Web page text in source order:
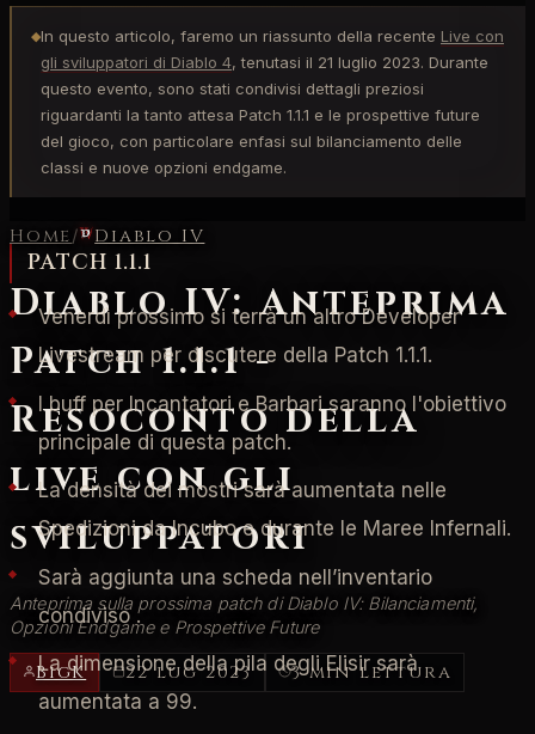
Home/ Diablo IV
Diablo IV: Anteprima
Patch 1.1.1 -
Resoconto della
live con gli
sviluppatori
Anteprima sulla prossima patch di Diablo IV: Bilanciamenti,
Opzioni Endgame e Prospettive Future
BigK 22 lug 2023 3 min lettura
◆In questo articolo, faremo un riassunto della recente Live con
gli sviluppatori di Diablo 4, tenutasi il 21 luglio 2023. Durante
questo evento, sono stati condivisi dettagli preziosi
riguardanti la tanto attesa Patch 1.1.1 e le prospettive future
del gioco, con particolare enfasi sul bilanciamento delle
classi e nuove opzioni endgame.
PATCH 1.1.1
Venerdì prossimo si terrà un altro Developer
Livestream per discutere della Patch 1.1.1.
I buff per Incantatori e Barbari saranno l'obiettivo
principale di questa patch.
La densità dei mostri sarà aumentata nelle
Spedizioni da Incubo e durante le Maree Infernali.
Sarà aggiunta una scheda nell’inventario
condiviso .
La dimensione della pila degli Elisir sarà
aumentata a 99.